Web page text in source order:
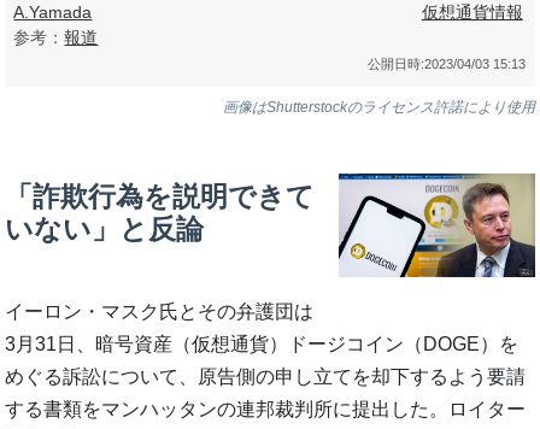
A.Yamada
参考：報道
仮想通貨情報
公開日時:2023/04/03 15:13
画像はShutterstockのライセンス許諾により使用
「詐欺行為を説明できて
いない」と反論
イーロン・マスク氏とその弁護団は
3月31日、暗号資産（仮想通貨）ドージコイン（DOGE）を
めぐる訴訟について、原告側の申し立てを却下するよう要請
する書類をマンハッタンの連邦裁判所に提出した。ロイター